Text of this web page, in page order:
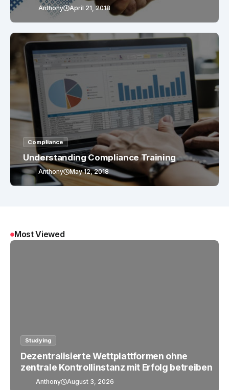
Anthony April 21, 2018
Compliance
Understanding Compliance Training
Anthony May 12, 2018
Most Viewed
Studying
Dezentralisierte Wettplattformen ohne
zentrale Kontrollinstanz mit Erfolg betreiben
Anthony August 3, 2026